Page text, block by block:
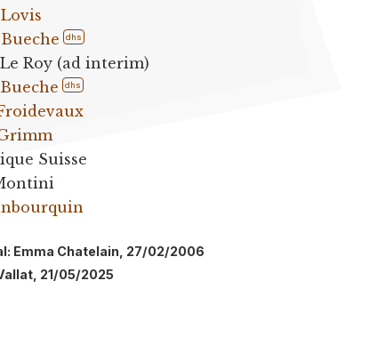
dhs
Roy (ad interim)
dhs
Suisse
Emma Chatelain, 27/02/2006
21/05/2025